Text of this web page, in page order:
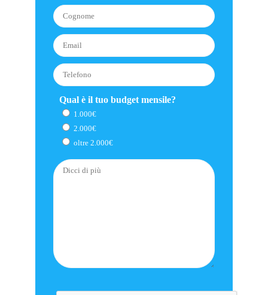
Qual è il tuo budget mensile?
1.000€
2.000€
oltre 2.000€